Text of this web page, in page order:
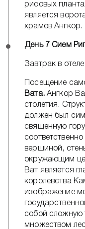
рисовых
является
храмов Ангкор.
День 7 Сием
Завтрак в отеле.
Посещение
Вата. Ангкор
столетия.
должен был
священную
вершиной,
окружающим
Ват является
королевства
изображение
собой сложную
множеством